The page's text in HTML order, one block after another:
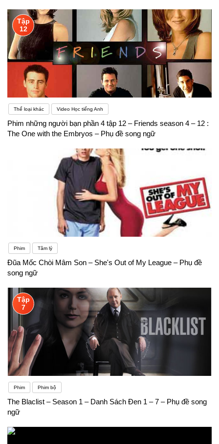
Tập
12
Thể loại khác Video Học tiếng Anh
Phim những người bạn phần 4 tập 12 – Friends season 4 – 12 :
The One with the Embryos – Phụ đề song ngữ
Phim Tâm lý
Đũa Mốc Chòi Mâm Son – She's Out of My League – Phụ đề
song ngữ
Tập
7
Phim Phim bộ
The Blaclist – Season 1 – Danh Sách Đen 1 – 7 – Phụ đề song
ngữ